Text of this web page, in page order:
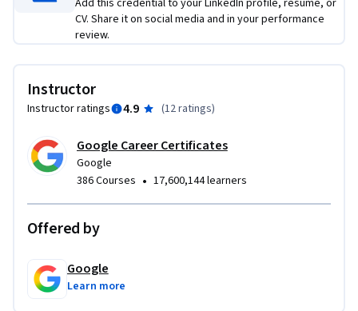
る。
Add this credential to your LinkedIn profile, resume, or
CV. Share it on social media and in your performance
review.
Instructor
Instructor ratings 4.9 (12 ratings)
Google Career Certificates
Google
386 Courses • 17,600,144 learners
Offered by
Google
Learn more